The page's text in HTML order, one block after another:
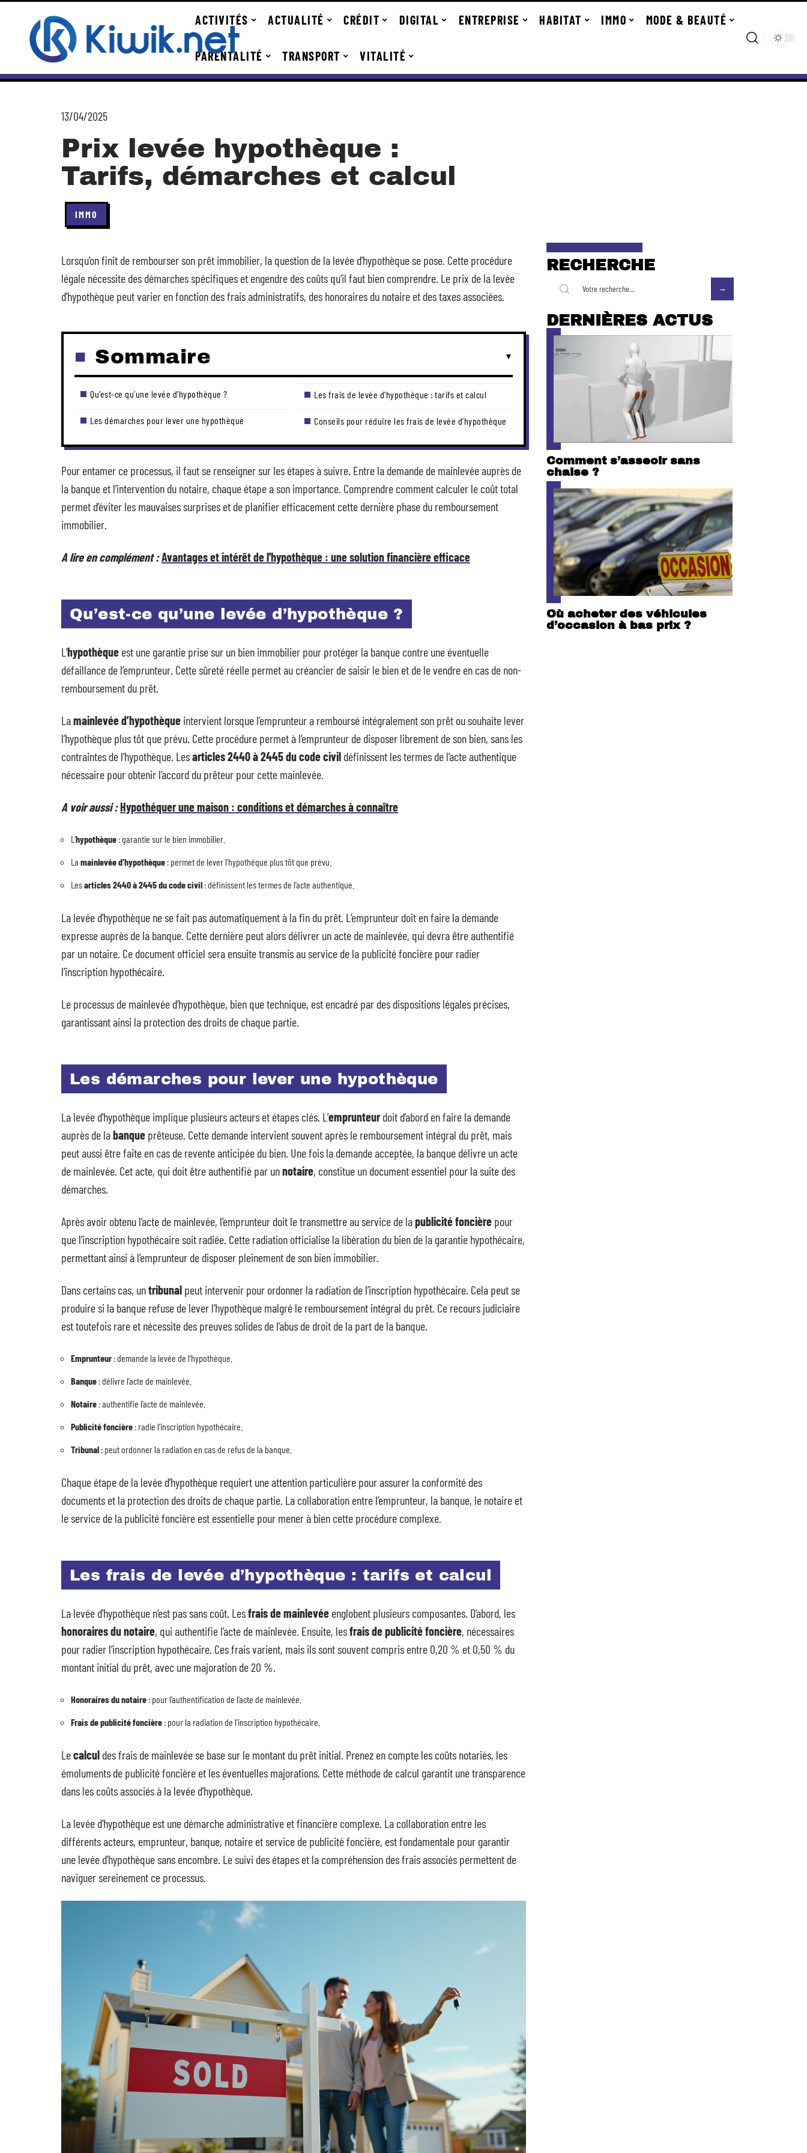
ACTIVITÉS ACTUALITÉ CRÉDIT DIGITAL ENTREPRISE HABITAT IMMO MODE & BEAUTÉ
PARENTALITÉ TRANSPORT VITALITÉ
13/04/2025
Prix levée hypothèque :
Tarifs, démarches et calcul
IMMO
Lorsqu’on finit de rembourser son prêt immobilier, la question de la levée d’hypothèque se pose. Cette procédure
légale nécessite des démarches spécifiques et engendre des coûts qu’il faut bien comprendre. Le prix de la levée
d’hypothèque peut varier en fonction des frais administratifs, des honoraires du notaire et des taxes associées.
Sommaire
Qu’est-ce qu’une levée d’hypothèque ?
Les démarches pour lever une hypothèque
Les frais de levée d’hypothèque : tarifs et calcul
Conseils pour réduire les frais de levée d’hypothèque
Pour entamer ce processus, il faut se renseigner sur les étapes à suivre. Entre la demande de mainlevée auprès de
la banque et l’intervention du notaire, chaque étape a son importance. Comprendre comment calculer le coût total
permet d’éviter les mauvaises surprises et de planifier efficacement cette dernière phase du remboursement
immobilier.
A lire en complément :Avantages et intérêt de l'hypothèque : une solution financière efficace
Qu’est-ce qu’une levée d’hypothèque ?
L’hypothèque est une garantie prise sur un bien immobilier pour protéger la banque contre une éventuelle
défaillance de l’emprunteur. Cette sûreté réelle permet au créancier de saisir le bien et de le vendre en cas de non-
remboursement du prêt.
Lamainlevée d’hypothèque intervient lorsque l’emprunteur a remboursé intégralement son prêt ou souhaite lever
l’hypothèque plus tôt que prévu. Cette procédure permet à l’emprunteur de disposer librement de son bien, sans les
contraintes de l’hypothèque. Lesarticles 2440 à 2445 du code civil définissent les termes de l’acte authentique
nécessaire pour obtenir l’accord du prêteur pour cette mainlevée.
A voir aussi :Hypothéquer une maison : conditions et démarches à connaître
L’hypothèque : garantie sur le bien immobilier.
La mainlevée d’hypothèque : permet de lever l’hypothèque plus tôt que prévu.
Lesarticles 2440 à 2445 du code civil : définissent les termes de l’acte authentique.
La levée d’hypothèque ne se fait pas automatiquement à la fin du prêt. L’emprunteur doit en faire la demande
expresse auprès de la banque. Cette dernière peut alors délivrer un acte de mainlevée, qui devra être authentifié
par un notaire. Ce document officiel sera ensuite transmis au service de la publicité foncière pour radier
l’inscription hypothécaire.
Le processus de mainlevée d’hypothèque, bien que technique, est encadré par des dispositions légales précises,
garantissant ainsi la protection des droits de chaque partie.
Les démarches pour lever une hypothèque
La levée d’hypothèque implique plusieurs acteurs et étapes clés. L’emprunteurdoit d’abord en faire la demande
auprès de labanque prêteuse. Cette demande intervient souvent après le remboursement intégral du prêt, mais
peut aussi être faite en cas de revente anticipée du bien. Une fois la demande acceptée, la banque délivre un acte
de mainlevée. Cet acte, qui doit être authentifié par unnotaire, constitue un document essentiel pour la suite des
démarches.
Après avoir obtenu l’acte de mainlevée, l’emprunteur doit le transmettre au service de lapublicité foncière pour
que l’inscription hypothécaire soit radiée. Cette radiation officialise la libération du bien de la garantie hypothécaire,
permettant ainsi à l’emprunteur de disposer pleinement de son bien immobilier.
Dans certains cas, untribunal peut intervenir pour ordonner la radiation de l’inscription hypothécaire. Cela peut se
produire si la banque refuse de lever l’hypothèque malgré le remboursement intégral du prêt. Ce recours judiciaire
est toutefois rare et nécessite des preuves solides de l’abus de droit de la part de la banque.
Emprunteur : demande la levée de l’hypothèque.
Banque : délivre l’acte de mainlevée.
Notaire : authentifie l’acte de mainlevée.
Publicité foncière : radie l’inscription hypothécaire.
Tribunal : peut ordonner la radiation en cas de refus de la banque.
Chaque étape de la levée d’hypothèque requiert une attention particulière pour assurer la conformité des
documents et la protection des droits de chaque partie. La collaboration entre l’emprunteur, la banque, le notaire et
le service de la publicité foncière est essentielle pour mener à bien cette procédure complexe.
Les frais de levée d’hypothèque : tarifs et calcul
La levée d’hypothèque n’est pas sans coût. Lesfrais de mainlevée englobent plusieurs composantes. D’abord, les
honoraires du notaire, qui authentifie l’acte de mainlevée. Ensuite, lesfrais de publicité foncière, nécessaires
pour radier l’inscription hypothécaire. Ces frais varient, mais ils sont souvent compris entre 0,20 % et 0,50 % du
montant initial du prêt, avec une majoration de 20 %.
Honoraires du notaire : pour l’authentification de l’acte de mainlevée.
Frais de publicité foncière : pour la radiation de l’inscription hypothécaire.
Lecalcul des frais de mainlevée se base sur le montant du prêt initial. Prenez en compte les coûts notariés, les
émoluments de publicité foncière et les éventuelles majorations. Cette méthode de calcul garantit une transparence
dans les coûts associés à la levée d’hypothèque.
La levée d’hypothèque est une démarche administrative et financière complexe. La collaboration entre les
différents acteurs, emprunteur, banque, notaire et service de publicité foncière, est fondamentale pour garantir
une levée d’hypothèque sans encombre. Le suivi des étapes et la compréhension des frais associés permettent de
naviguer sereinement ce processus.
RECHERCHE
DERNIÈRES ACTUS
Comment s’asseoir sans
chaise ?
Où acheter des véhicules
d’occasion à bas prix ?